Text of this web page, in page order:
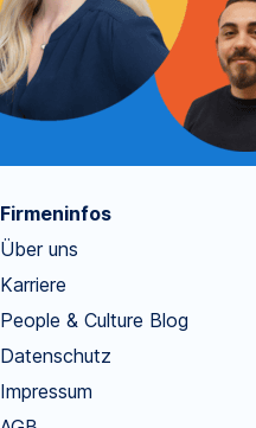
Firmeninfos
Über uns
Karriere
People & Culture Blog
Datenschutz
Impressum